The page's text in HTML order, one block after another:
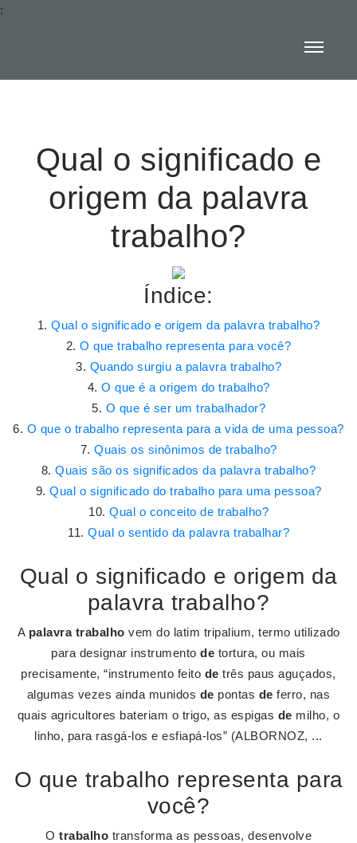
:
Qual o significado e
origem da palavra
trabalho?
Índice:
Qual o significado e origem da palavra trabalho?
O que trabalho representa para você?
Quando surgiu a palavra trabalho?
O que é a origem do trabalho?
O que é ser um trabalhador?
O que o trabalho representa para a vida de uma pessoa?
Quais os sinônimos de trabalho?
Quais são os significados da palavra trabalho?
Qual o significado do trabalho para uma pessoa?
Qual o conceito de trabalho?
Qual o sentido da palavra trabalhar?
Qual o significado e origem da
palavra trabalho?
A palavra trabalho vem do latim tripalium, termo utilizado
para designar instrumentode tortura, ou mais
precisamente, “instrumento feito de três paus aguçados,
algumas vezes ainda munidos de pontas de ferro, nas
quais agricultores bateriam o trigo, as espigas de milho, o
linho, para rasgá-los e esfiapá-los” (ALBORNOZ, ...
O que trabalho representa para
você?
O trabalho transforma as pessoas, desenvolve